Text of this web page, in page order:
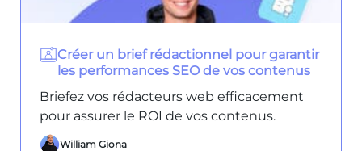
Créer un brief rédactionnel pour garantir
les performances SEO de vos contenus
Briefez vos rédacteurs web efficacement
pour assurer le ROI de vos contenus.
William Giona